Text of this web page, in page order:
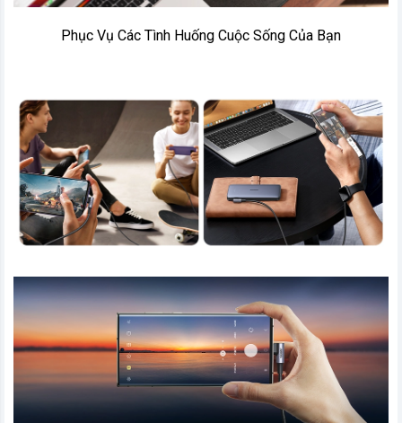
Phục Vụ Các Tình Huống Cuộc Sống Của Bạn